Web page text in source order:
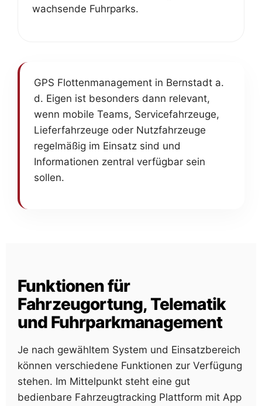
wachsende Fuhrparks.
GPS Flottenmanagement in Bernstadt a.
d. Eigen ist besonders dann relevant,
wenn mobile Teams, Servicefahrzeuge,
Lieferfahrzeuge oder Nutzfahrzeuge
regelmäßig im Einsatz sind und
Informationen zentral verfügbar sein
sollen.
Funktionen für
Fahrzeugortung, Telematik
und Fuhrparkmanagement
Je nach gewähltem System und Einsatzbereich
können verschiedene Funktionen zur Verfügung
stehen. Im Mittelpunkt steht eine gut
bedienbare Fahrzeugtracking Plattform mit App